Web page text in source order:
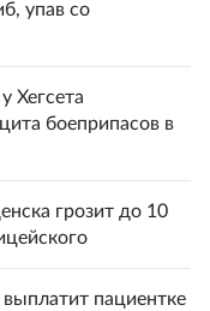
упав со
Хегсета
боеприпасов в
грозит до 10
пациентке